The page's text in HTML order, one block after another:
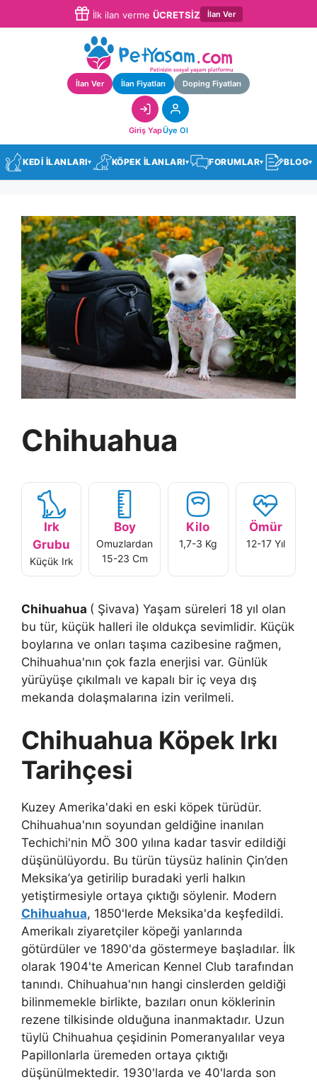
İlk ilan verme ÜCRETSİZ İlan Ver
İlan Ver İlan Fiyatları Doping Fiyatları
Giriş YapÜye Ol
KEDİ İLANLARI▾ KÖPEK İLANLARI▾ FORUMLAR▾ BLOG▾
Chihuahua
Irk
Grubu
Küçük Irk
Boy
Omuzlardan
15-23 Cm
Kilo
1,7-3 Kg
Ömür
12-17 Yıl
Chihuahua ( Şivava) Yaşam süreleri 18 yıl olan
bu tür, küçük halleri ile oldukça sevimlidir. Küçük
boylarına ve onları taşıma cazibesine rağmen,
Chihuahua'nın çok fazla enerjisi var. Günlük
yürüyüşe çıkılmalı ve kapalı bir iç veya dış
mekanda dolaşmalarına izin verilmeli.
Chihuahua Köpek Irkı
Tarihçesi
Kuzey Amerika'daki en eski köpek türüdür.
Chihuahua'nın soyundan geldiğine inanılan
Techichi'nin MÖ 300 yılına kadar tasvir edildiği
düşünülüyordu. Bu türün tüysüz halinin Çin’den
Meksika’ya getirilip buradaki yerli halkın
yetiştirmesiyle ortaya çıktığı söylenir. Modern
Chihuahua, 1850'lerde Meksika'da keşfedildi.
Amerikalı ziyaretçiler köpeği yanlarında
götürdüler ve 1890'da göstermeye başladılar. İlk
olarak 1904'te American Kennel Club tarafından
tanındı. Chihuahua'nın hangi cinslerden geldiği
bilinmemekle birlikte, bazıları onun köklerinin
rezene tilkisinde olduğuna inanmaktadır. Uzun
tüylü Chihuahua çeşidinin Pomeranyalılar veya
Papillonlarla üremeden ortaya çıktığı
düşünülmektedir. 1930'larda ve 40'larda son